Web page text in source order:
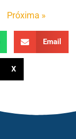
Próxima »
Email
X